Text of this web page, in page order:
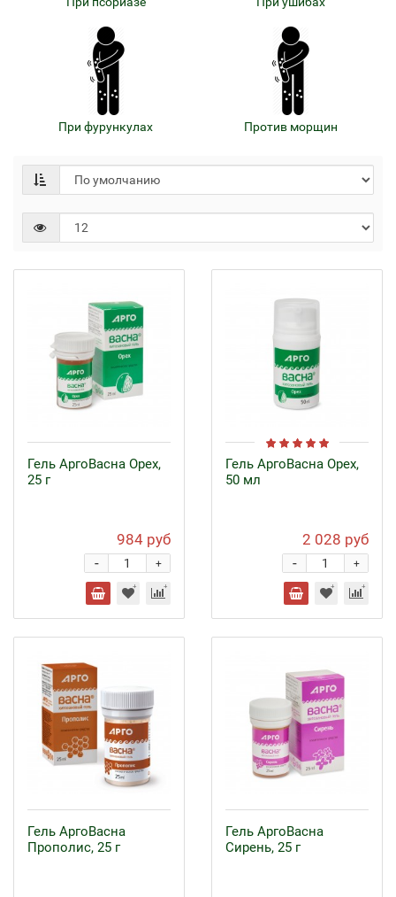
При фурункулах Против морщин
Гель АргоВасна Орех,
25 г
984 руб
+
-
Гель АргоВасна Орех,
50 мл
2 028 руб
+
-
Гель АргоВасна
Прополис, 25 г
Гель АргоВасна
Сирень, 25 г